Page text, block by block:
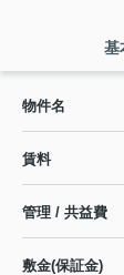
基
物件名
賃料
管理 / 共益費
敷金(保証金)